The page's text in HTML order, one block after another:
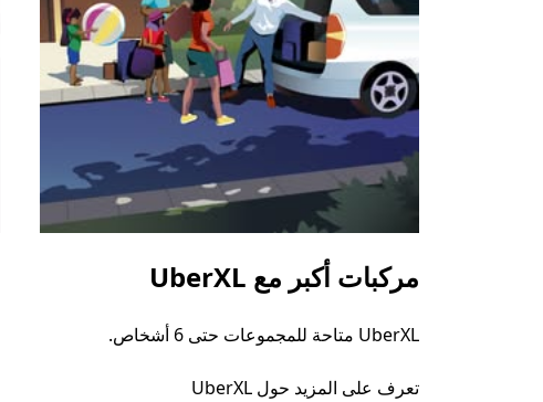
مركبات أكبر مع UberXL
UberXL متاحة للمجموعات حتى 6 أشخاص.
تعرف على المزيد حول UberXL